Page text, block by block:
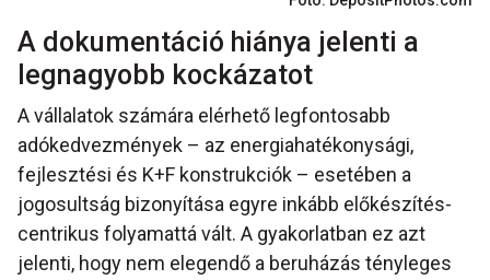
A dokumentáció hiánya jelenti a
legnagyobb kockázatot
A vállalatok számára elérhető legfontosabb
adókedvezmények – az energiahatékonysági,
fejlesztési és K+F konstrukciók – esetében a
jogosultság bizonyítása egyre inkább előkészítés-
centrikus folyamattá vált. A gyakorlatban ez azt
jelenti, hogy nem elegendő a beruházás tényleges